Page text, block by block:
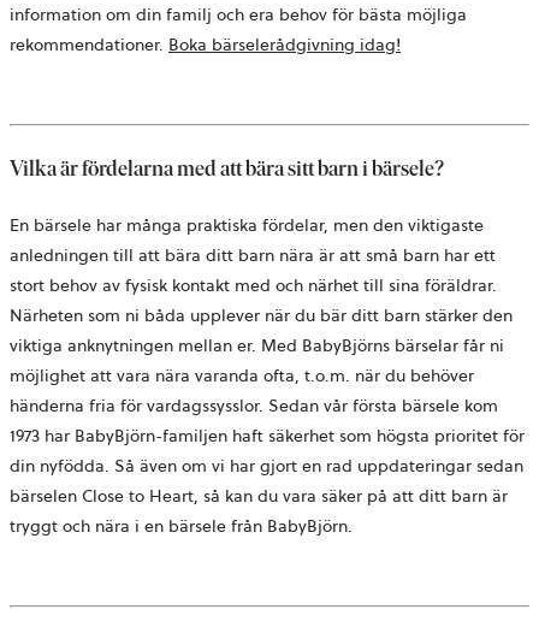
information om din familj och era behov för bästa möjliga
rekommendationer. Boka bärselerådgivning idag!
ny
flik
Vilka är fördelarna med att bära sitt barn i bärsele?
En bärsele har många praktiska fördelar, men den viktigaste
anledningen till att bära ditt barn nära är att små barn har ett
stort behov av fysisk kontakt med och närhet till sina föräldrar.
Närheten som ni båda upplever när du bär ditt barn stärker den
viktiga anknytningen mellan er. Med BabyBjörns bärselar får ni
möjlighet att vara nära varanda ofta, t.o.m. när du behöver
händerna fria för vardagssysslor. Sedan vår första bärsele kom
1973 har BabyBjörn-familjen haft säkerhet som högsta prioritet för
din nyfödda. Så även om vi har gjort en rad uppdateringar sedan
bärselen Close to Heart, så kan du vara säker på att ditt barn är
tryggt och nära i en bärsele från BabyBjörn.